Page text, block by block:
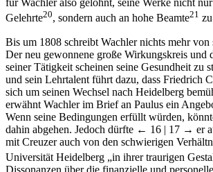
für Wachler also gelohnt, seine Werke nicht
Gelehrte20, sondern auch an hohe Beamte21
Bis um 1808 schreibt Wachler nichts mehr
Der neu gewonnene große Wirkungskreis und
seiner Tätigkeit scheinen seine Gesundheit zu
und sein Lehrtalent führt dazu, dass Friedrich
sich um seinen Wechsel nach Heidelberg
erwähnt Wachler im Brief an Paulus ein
Wenn seine Bedingungen erfüllt würden,
dahin abgehen. Jedoch dürfte ← 16 | 17 → er
mit Creuzer auch von den schwierigen
Universität Heidelberg „in ihrer traurigen
Dissonanzen über die finanzielle und